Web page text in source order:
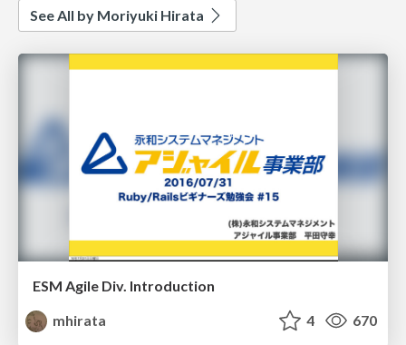
See All by Moriyuki Hirata
ESM Agile Div. Introduction
mhirata
4 670